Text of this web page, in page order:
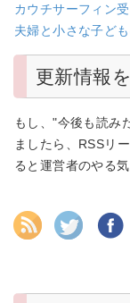
カウチサーフィン
夫婦と小さな子ど
更新情報
もし、"今後も読み
ましたら、RSSリ
ると運営者のやる気